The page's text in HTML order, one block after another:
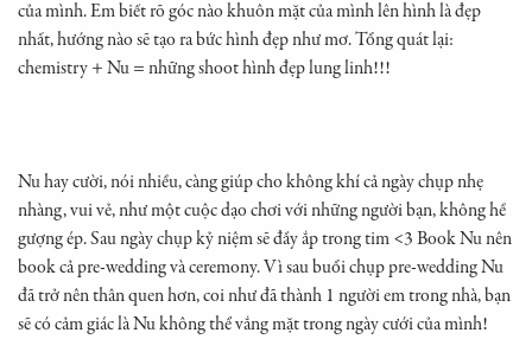
của mình. Em biết rõ góc nào khuôn mặt của mình lên hình là đẹp
nhất, hướng nào sẽ tạo ra bức hình đẹp như mơ. Tổng quát lại:
chemistry + Nu = những shoot hình đẹp lung linh!!!
Nu hay cười, nói nhiều, càng giúp cho không khí cả ngày chụp nhẹ
nhàng, vui vẻ, như một cuộc dạo chơi với những người bạn, không hề
gượng ép. Sau ngày chụp kỷ niệm sẽ đầy ắp trong tim <3 Book Nu nên
book cả pre-wedding và ceremony. Vì sau buổi chụp pre-wedding Nu
đã trở nên thân quen hơn, coi như đã thành 1 người em trong nhà, bạn
sẽ có cảm giác là Nu không thể vắng mặt trong ngày cưới của mình!